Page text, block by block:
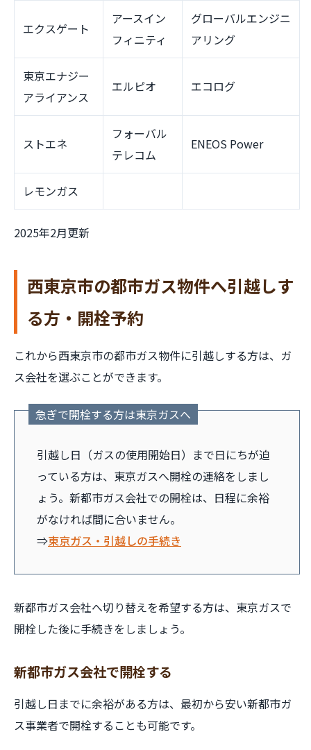
エクスゲート
アースイン
フィニティ
グローバルエンジニ
アリング
東京エナジー
アライアンス
エルピオ エコログ
ストエネ
フォーバル
テレコム
ENEOS Power
レモンガス
2025年2月更新
西東京市の都市ガス物件へ引越しす
る方・開栓予約
これから西東京市の都市ガス物件に引越しする方は、ガ
ス会社を選ぶことができます。
急ぎで開栓する方は東京ガスへ
引越し日（ガスの使用開始日）まで日にちが迫
っている方は、東京ガスへ開栓の連絡をしまし
ょう。新都市ガス会社での開栓は、日程に余裕
がなければ間に合いません。
⇒東京ガス・引越しの手続き
新都市ガス会社へ切り替えを希望する方は、東京ガスで
開栓した後に手続きをしましょう。
新都市ガス会社で開栓する
引越し日までに余裕がある方は、最初から安い新都市ガ
ス事業者で開栓することも可能です。